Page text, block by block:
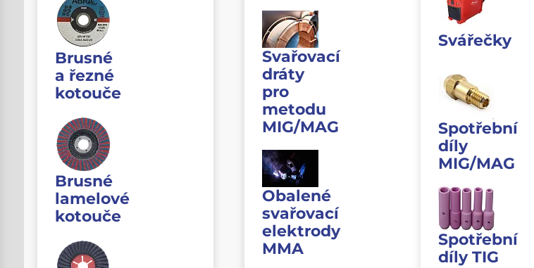
Brusné
a řezné
kotouče
Brusné
lamelové
kotouče
Svařovací
dráty
pro
metodu
MIG/MAG
Obalené
svařovací
elektrody
MMA
Svářečky
Spotřební
díly
MIG/MAG
Spotřební
díly TIG